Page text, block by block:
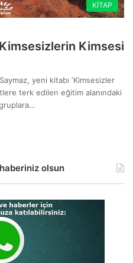
KİTAP
Kimsesi
yeni kitabı ‘Kimsesizler
terk edilen eğitim alanındaki
olsun